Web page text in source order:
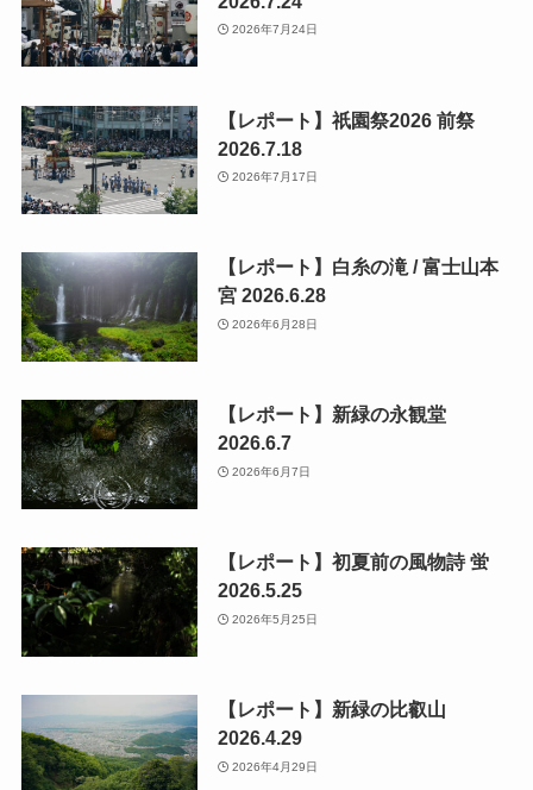
2026年7月24日
【レポート】祇園祭2026 前祭
2026.7.18
2026年7月17日
【レポート】白糸の滝 / 富士山本
宮 2026.6.28
2026年6月28日
【レポート】新緑の永観堂
2026.6.7
2026年6月7日
【レポート】初夏前の風物詩 蛍
2026.5.25
2026年5月25日
【レポート】新緑の比叡山
2026.4.29
2026年4月29日